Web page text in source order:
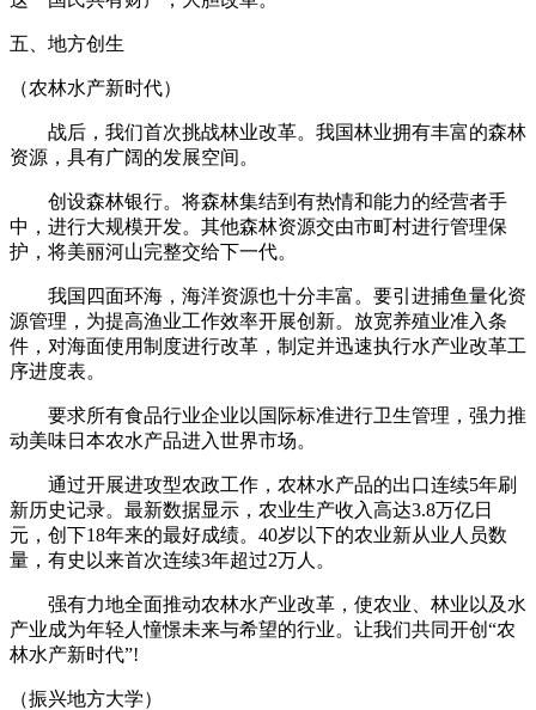
五、地方创生
（农林水产新时代）
战后，我们首次挑战林业改革。我国林业拥有丰富的森林
资源，具有广阔的发展空间。
创设森林银行。将森林集结到有热情和能力的经营者手
中，进行大规模开发。其他森林资源交由市町村进行管理保
护，将美丽河山完整交给下一代。
我国四面环海，海洋资源也十分丰富。要引进捕鱼量化资
源管理，为提高渔业工作效率开展创新。放宽养殖业准入条
件，对海面使用制度进行改革，制定并迅速执行水产业改革工
序进度表。
要求所有食品行业企业以国际标准进行卫生管理，强力推
动美味日本农水产品进入世界市场。
通过开展进攻型农政工作，农林水产品的出口连续5年刷
新历史记录。最新数据显示，农业生产收入高达3.8万亿日
元，创下18年来的最好成绩。40岁以下的农业新从业人员数
量，有史以来首次连续3年超过2万人。
强有力地全面推动农林水产业改革，使农业、林业以及水
产业成为年轻人憧憬未来与希望的行业。让我们共同开创“农
林水产新时代”!
（振兴地方大学）